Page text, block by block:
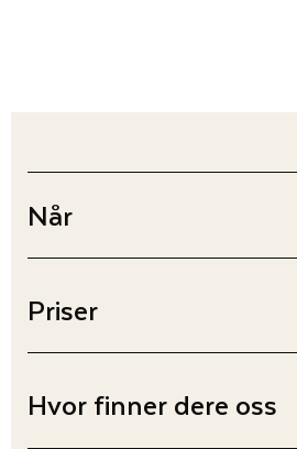
Når
Priser
Hvor finner dere oss